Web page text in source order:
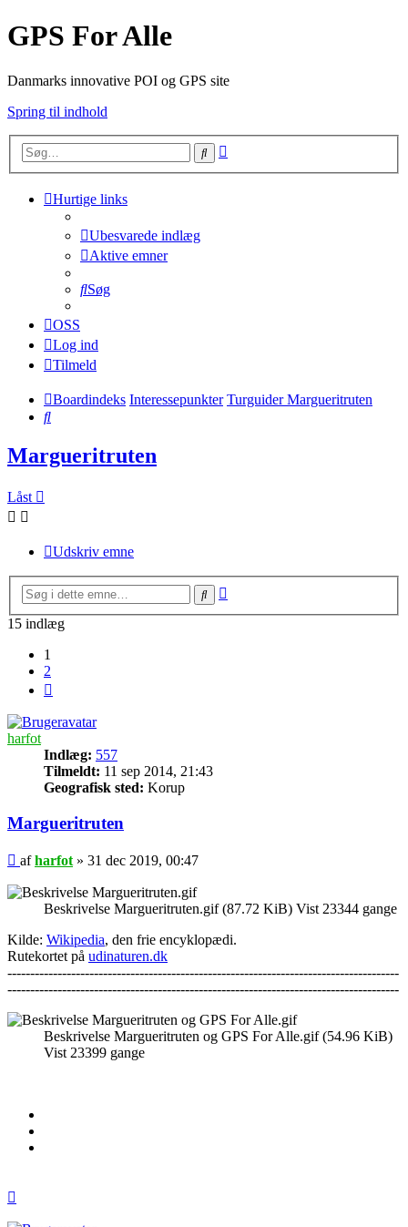
GPS For Alle
Danmarks innovative POI og GPS site
Spring til indhold
Søg
Hurtige links
Ubesvarede indlæg
Aktive emner
Søg
OSS
Log ind
Tilmeld
Boardindeks Interessepunkter Turguider Margueritruten
Søg
Margueritruten
Låst
Udskriv emne
Søg
15 indlæg
1
2
harfot
Indlæg: 557
Tilmeldt: 11 sep 2014, 21:43
Geografisk sted: Korup
Margueritruten
Indlæg
afharfot » 31 dec 2019, 00:47
Beskrivelse Margueritruten.gif (87.72 KiB) Vist 23344 gange
Kilde: Wikipedia, den frie encyklopædi.
Rutekortet på udinaturen.dk
--------------------------------------------------------------------------------------
--------------------------------------------------------------------------------------
Beskrivelse Margueritruten og GPS For Alle.gif (54.96 KiB)
Vist 23399 gange